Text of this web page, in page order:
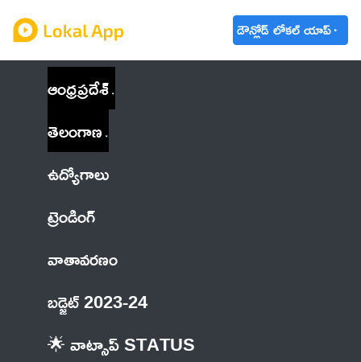
డౌన్లోడ్ లోకల్ యాప్
ఆంధ్రప్రదేశ్
తెలంగాణ
ఉద్యోగాలు
ట్రెండింగ్
వాతావరణం
బడ్జెట్ 2023-24
🌟 వాట్సాప్ STATUS